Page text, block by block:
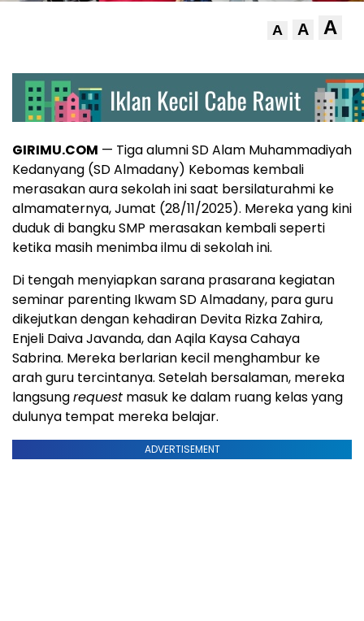
A A A
GIRIMU.COM — Tiga alumni SD Alam Muhammadiyah
Kedanyang (SD Almadany) Kebomas kembali
merasakan aura sekolah ini saat bersilaturahmi ke
almamaternya, Jumat (28/11/2025). Mereka yang kini
duduk di bangku SMP merasakan kembali seperti
ketika masih menimba ilmu di sekolah ini.
Di tengah menyiapkan sarana prasarana kegiatan
seminar parenting Ikwam SD Almadany, para guru
dikejutkan dengan kehadiran Devita Rizka Zahira,
Enjeli Daiva Javanda, dan Aqila Kaysa Cahaya
Sabrina. Mereka berlarian kecil menghambur ke
arah guru tercintanya. Setelah bersalaman, mereka
langsungrequest masuk ke dalam ruang kelas yang
dulunya tempat mereka belajar.
ADVERTISEMENT